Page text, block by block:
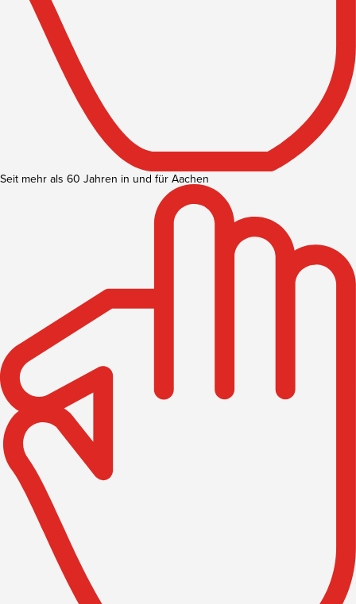
Seit mehr als 60 Jahren in und für Aachen